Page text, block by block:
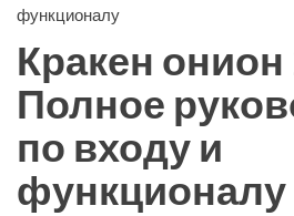
функционалу
Кракен онион
Полное
по входу и
функционалу